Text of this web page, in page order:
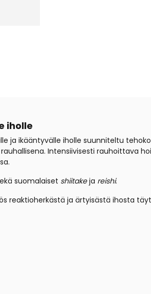
iholle
ja ikääntyvälle iholle suunniteltu
Intensiivisesti rauhoittava
suomalaiset shiitakeja reishi.
reaktioherkästä ja ärtyisästä ihosta